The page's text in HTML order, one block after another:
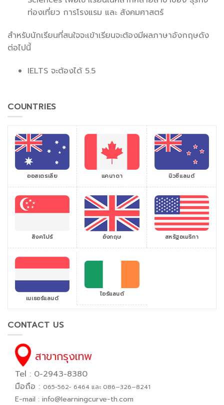
ท่องเที่ยว การโรงแรม และ สังคมศาสตร์
สำหรับนักเรียนที่สนใจจะเข้าเรียนจะต้องมีผลภาษาอังกฤษดัง
ต่อไปนี้
IELTS จะต้องได้ 5.5
COUNTRIES
ออสเตรเลีย แคนาดา นิวซีแลนด์
สิงคโปร์ อังกฤษ สหรัฐอเมริกา
เนเธอร์แลนด์ ไอร์แลนด์
CONTACT US
สาขากรุงเทพ
Tel : 0-2943-8380
มือถือ : 065−562− 6464 และ 086–326–8241
E-mail : info@learningcurve-th.com